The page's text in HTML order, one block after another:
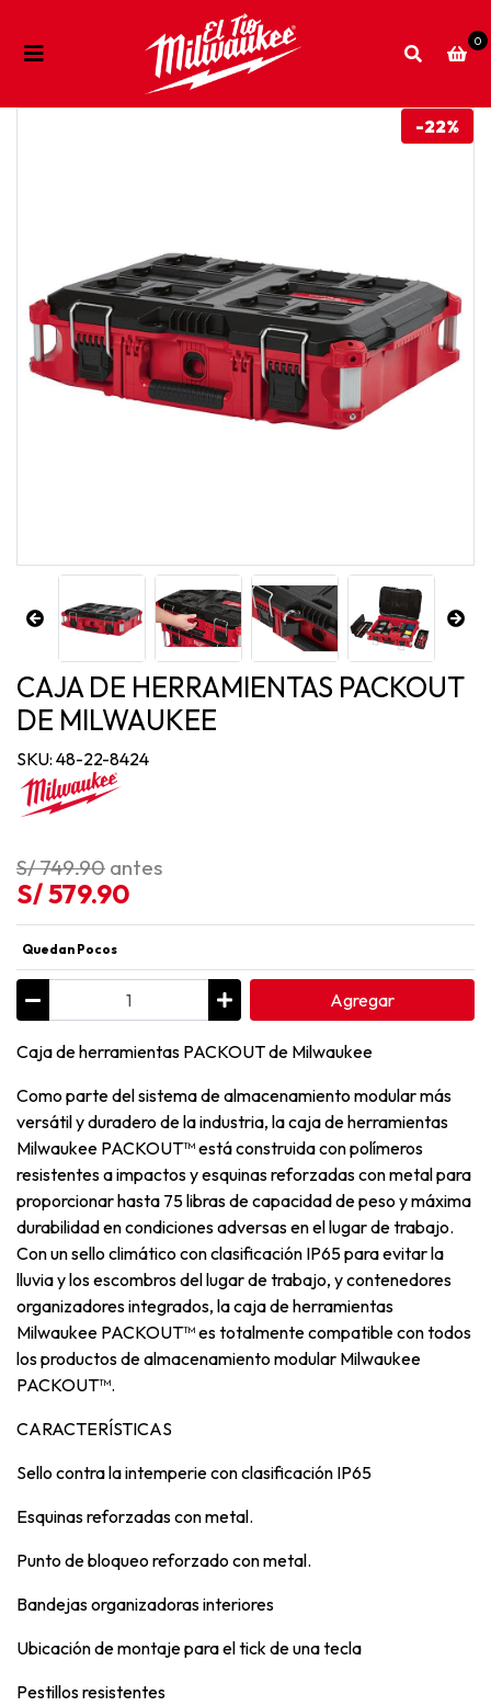
0
-22%
CAJA DE HERRAMIENTAS PACKOUT
DE MILWAUKEE
SKU: 48-22-8424
S/ 749.90 antes
S/ 579.90
Quedan Pocos
Agregar
Caja de herramientas PACKOUT de Milwaukee
Como parte del sistema de almacenamiento modular más
versátil y duradero de la industria, la caja de herramientas
Milwaukee PACKOUT™ está construida con polímeros
resistentes a impactos y esquinas reforzadas con metal para
proporcionar hasta 75 libras de capacidad de peso y máxima
durabilidad en condiciones adversas en el lugar de trabajo.
Con un sello climático con clasificación IP65 para evitar la
lluvia y los escombros del lugar de trabajo, y contenedores
organizadores integrados, la caja de herramientas
Milwaukee PACKOUT™ es totalmente compatible con todos
los productos de almacenamiento modular Milwaukee
PACKOUT™.
CARACTERÍSTICAS
Sello contra la intemperie con clasificación IP65
Esquinas reforzadas con metal.
Punto de bloqueo reforzado con metal.
Bandejas organizadoras interiores
Ubicación de montaje para el tick de una tecla
Pestillos resistentes